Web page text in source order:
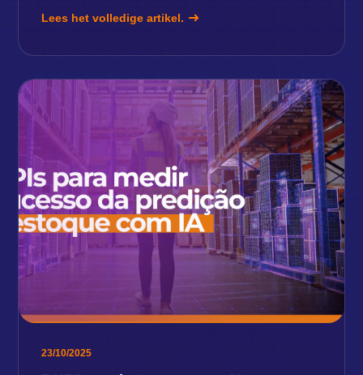
Lees het volledige artikel.
23/10/2025